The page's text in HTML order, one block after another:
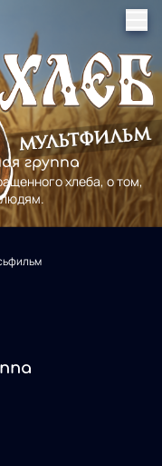
группа
хлеба, о том,
людям.